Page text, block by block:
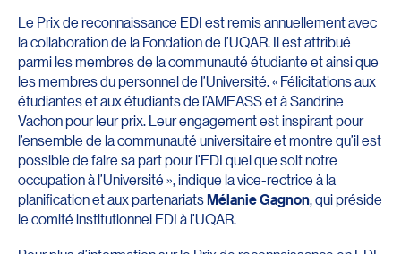
Le Prix de reconnaissance EDI est remis annuellement avec
la collaboration de la Fondation de l’UQAR. Il est attribué
parmi les membres de la communauté étudiante et ainsi que
les membres du personnel de l’Université. « Félicitations aux
étudiantes et aux étudiants de l’AMEASS et à Sandrine
Vachon pour leur prix. Leur engagement est inspirant pour
l’ensemble de la communauté universitaire et montre qu’il est
possible de faire sa part pour l’EDI quel que soit notre
occupation à l’Université », indique la vice-rectrice à la
planification et aux partenariatsMélanie Gagnon, qui préside
le comité institutionnel EDI à l’UQAR.